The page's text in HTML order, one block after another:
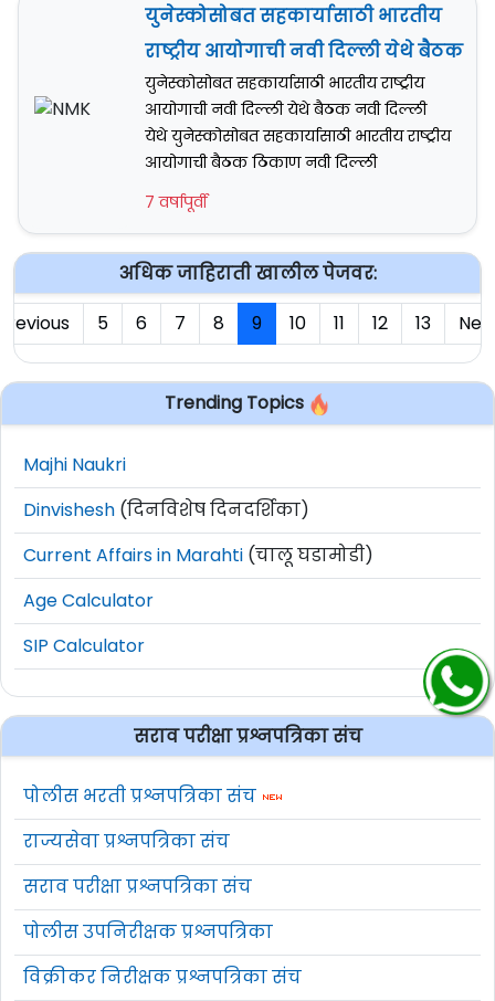
युनेस्कोसोबत सहकार्यासाठी भारतीय
राष्ट्रीय आयोगाची नवी दिल्ली येथे बैठक
युनेस्कोसोबत सहकार्यासाठी भारतीय राष्ट्रीय
आयोगाची नवी दिल्ली येथे बैठक नवी दिल्ली
येथे युनेस्कोसोबत सहकार्यासाठी भारतीय राष्ट्रीय
आयोगाची बैठक ठिकाण नवी दिल्ली
7 वर्षापूर्वी
अधिक जाहिराती खालील पेजवर:
5 6 7 8 9 10 11 12 13
Trending Topics
Majhi Naukri
Dinvishesh (दिनविशेष दिनदर्शिका)
Current Affairs in Marahti (चालू घडामोडी)
Age Calculator
SIP Calculator
सराव परीक्षा प्रश्नपत्रिका संच
पोलीस भरती प्रश्नपत्रिका संच
राज्यसेवा प्रश्नपत्रिका संच
सराव परीक्षा प्रश्नपत्रिका संच
पोलीस उपनिरीक्षक प्रश्नपत्रिका
विक्रीकर निरीक्षक प्रश्नपत्रिका संच